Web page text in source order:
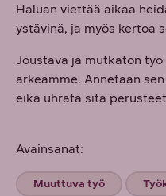
Haluan viettää aikaa
ystävinä, ja myös kertoa
Joustava ja mutkaton
arkeamme. Annetaan
eikä uhrata sitä
Avainsanat:
Muuttuva työ